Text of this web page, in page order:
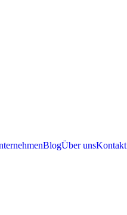
BlogÜber unsKontakt